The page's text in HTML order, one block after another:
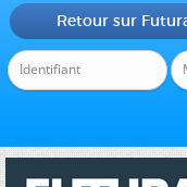
Retour sur